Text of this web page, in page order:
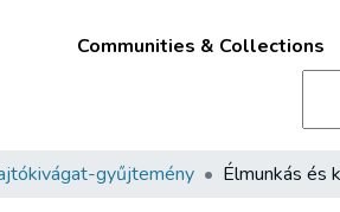
Communities & Collections
gyűjtemény